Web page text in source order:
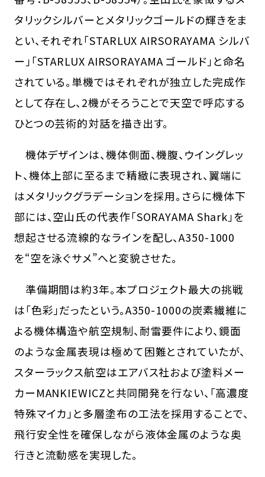
タリックシルバーとメタリックゴールドの輝きをま
とい、それぞれ「STARLUX AIRSORAYAMA シルバ
ー」「STARLUX AIRSORAYAMA ゴールド」と命名
されている。単機ではそれぞれが独立した完成作
として存在し、2機がそろうことで天空で呼応する
ひとつの芸術的対話を描き出す。
機体デザインは、機体側面、機腹、ウイングレッ
ト、機体上部に至るまで精緻に表現され、翼端に
はメタリックグラデーションを採用。さらに機体下
部には、空山氏の代表作「SORAYAMA Shark」を
想起させる流線的なラインを配し、A350-1000
を“空を泳ぐサメ”へと変貌させた。
準備期間は約3年。本プロジェクト最大の挑戦
は「色彩」だったという。A350-1000の炭素繊維に
よる機体構造や航空規制、耐雷要件により、鏡面
のような金属表現は極めて困難とされていたが、
スターラックス航空はエアバス社および塗料メー
カーMANKIEWICZと共同開発を行ない、「高濃度
特殊マイカ」と多層塗布の工法を採用することで、
飛行安全性を確保しながら液体金属のような奥
行きと流動感を実現した。